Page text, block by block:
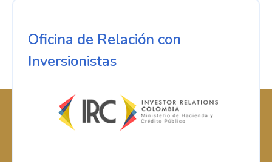
Oficina de Relación con
Inversionistas